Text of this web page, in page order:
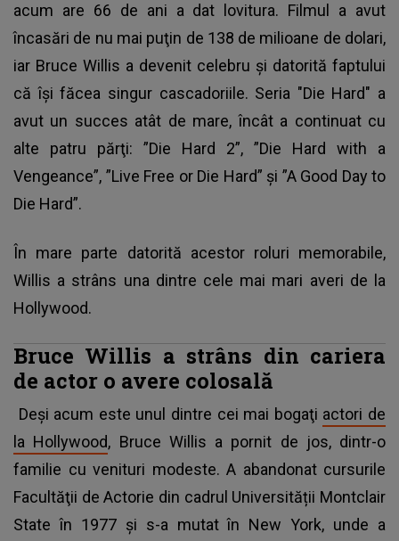
acum are 66 de ani a dat lovitura. Filmul a avut
încasări de nu mai puţin de 138 de milioane de dolari,
iar Bruce Willis a devenit celebru şi datorită faptului
că îşi făcea singur cascadoriile. Seria "Die Hard" a
avut un succes atât de mare, încât a continuat cu
alte patru părţi: ”Die Hard 2”, ”Die Hard with a
Vengeance”, ”Live Free or Die Hard” și ”A Good Day to
Die Hard”.
În mare parte datorită acestor roluri memorabile,
Willis a strâns una dintre cele mai mari averi de la
Hollywood.
Bruce Willis a strâns din cariera
de actor o avere colosală
Deşi acum este unul dintre cei mai bogaţi actori de
la Hollywood, Bruce Willis a pornit de jos, dintr-o
familie cu venituri modeste. A abandonat cursurile
Facultăţii de Actorie din cadrul Universității Montclair
State în 1977 şi s-a mutat în New York, unde a